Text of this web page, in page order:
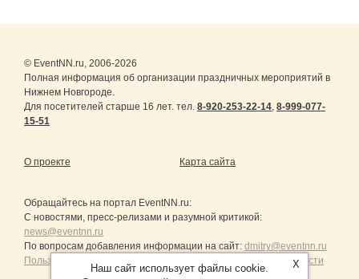
© EventNN.ru, 2006-2026
Полная информация об организации праздничных мероприятий в
Нижнем Новгороде.
Для посетителей старше 16 лет. тел. 8-920-253-22-14, 8-999-077-
15-51
О проекте Карта сайта
Обращайтесь на портал EventNN.ru:
С новостями, пресс-релизами и разумной критикой:
news@eventnn.ru
По вопросам добавления информации на сайт: dmitry@eventnn.ru
Пользовательское Соглашение и политика конфиденциальности
X
Наш сайт использует файлы cookie.